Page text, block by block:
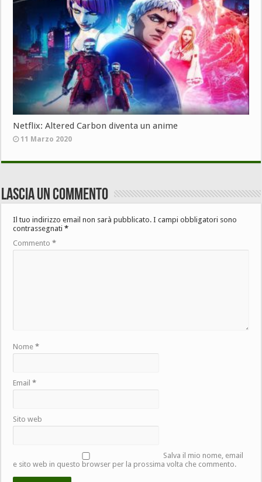
Netflix: Altered Carbon diventa un anime
11 Marzo 2020
Lascia un commento
Il tuo indirizzo email non sarà pubblicato. I campi obbligatori sono
contrassegnati*
Commento*
Nome*
Email*
Sito web
Salva il mio nome, email
e sito web in questo browser per la prossima volta che commento.